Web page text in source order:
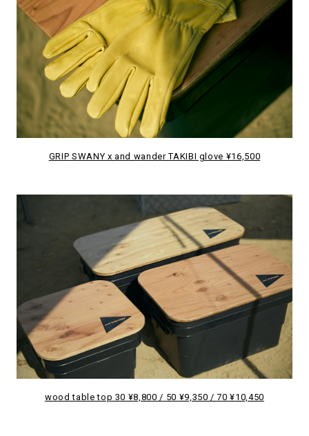
GRIP SWANY x and wander TAKIBI glove ¥16,500
wood table top 30 ¥8,800 / 50 ¥9,350 / 70 ¥10,450